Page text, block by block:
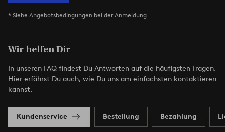
* Siehe Angebotsbedingungen bei der Anmeldung
Wir helfen Dir
In unseren FAQ findest Du Antworten auf die häufigsten Fragen.
Hier erfährst Du auch, wie Du uns am einfachsten kontaktieren
kannst.
Kundenservice Bestellung Bezahlung